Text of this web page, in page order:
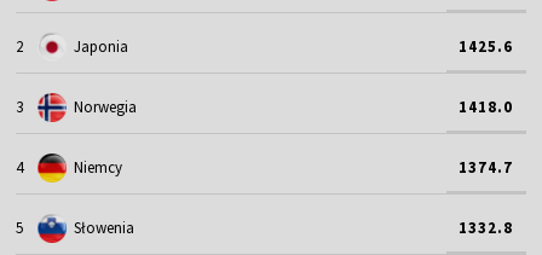
2 Japonia 1425.6
3 Norwegia 1418.0
4 Niemcy 1374.7
5 Słowenia 1332.8